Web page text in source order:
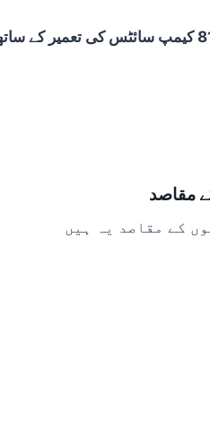
مقاصد
کے مقاصد یہ ہیں